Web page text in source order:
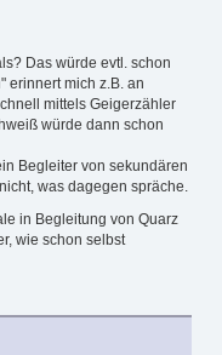
Das würde evtl. schon
erinnert mich z.B. an
mittels Geigerzähler
würde dann schon
Begleiter von sekundären
was dagegen spräche.
in Begleitung von Quarz
wie schon selbst